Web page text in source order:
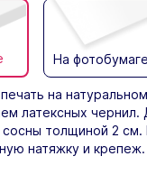
На фотобумаге
на
латексных
толщиной 2 см.
натяжку и крепеж.